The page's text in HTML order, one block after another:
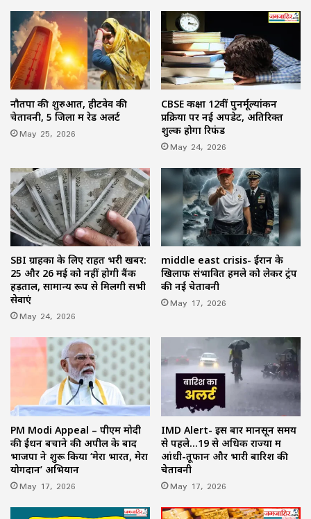
नौतपा की शुरुआत, हीटवेव की
चेतावनी, 5 जिलों में रेड अलर्ट
May 25, 2026
CBSE कक्षा 12वीं पुनर्मूल्यांकन
प्रक्रिया पर नई अपडेट, अतिरिक्त
शुल्क होगा रिफंड
May 24, 2026
SBI ग्राहकों के लिए राहत भरी खबर:
25 और 26 मई को नहीं होगी बैंक
हड़ताल, सामान्य रूप से मिलेंगी सभी
सेवाएं
May 24, 2026
middle east crisis- ईरान के
खिलाफ संभावित हमले को लेकर ट्रंप
की नई चेतावनी
May 17, 2026
PM Modi Appeal – पीएम मोदी
की ईंधन बचाने की अपील के बाद
भाजपा ने शुरू किया ‘मेरा भारत, मेरा
योगदान’ अभियान
May 17, 2026
IMD Alert- इस बार मानसून समय
से पहले…19 से अधिक राज्यों में
आंधी-तूफान और भारी बारिश की
चेतावनी
May 17, 2026